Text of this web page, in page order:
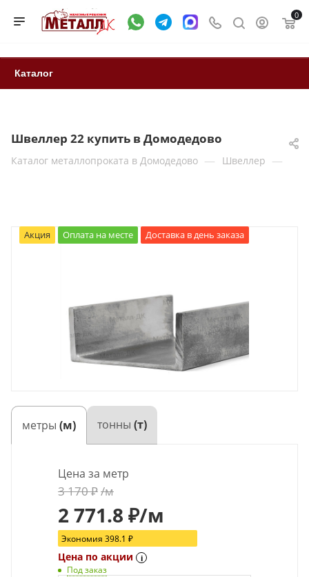
0
Каталог
Швеллер 22 купить в Домодедово
Каталог металлопроката в Домодедово — Швеллер —
Акция Оплата на месте Доставка в день заказа
метры (м) тонны (т)
Цена за метр
3 170₽/м
2 771.8 ₽/м
Экономия 398.1 ₽
Цена по акции i
Под заказ